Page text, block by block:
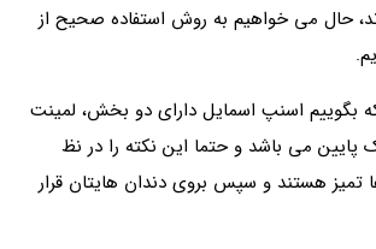
حال می خواهیم به روش استفاده صحیح از
بگوییم اسنپ اسمایل دارای دو بخش، لمینت
پایین می باشد و حتما این نکته را در نظ
تمیز هستند و سپس بروی دندان هایتان قرار